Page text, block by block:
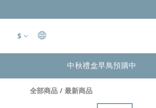
$
中秋禮盒早鳥預購中
全部商品 / 最新商品